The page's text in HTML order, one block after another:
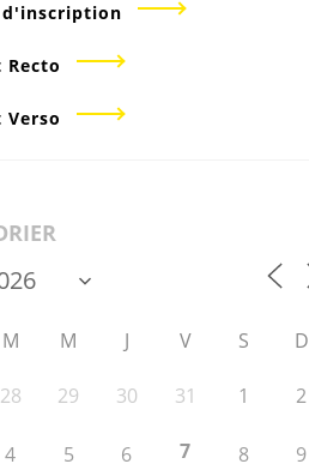
Recto
Verso
M M J V S D
28 29 30 31 1 2
4 5 6 7 8 9